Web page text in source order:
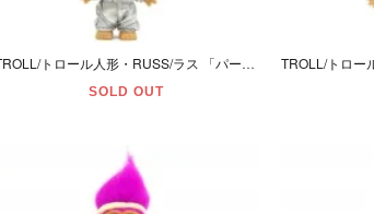
TROLL/トロール人形・RUSS/ラス 「パープル/Ｍ/アストロノーツ・宇宙飛行士」
SOLD OUT